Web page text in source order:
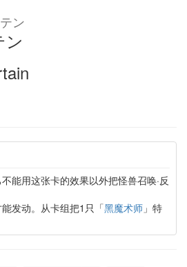
ン
ン
能用这张卡的效果以外把怪兽召唤·反
发动。从卡组把1只「黑魔术师」特